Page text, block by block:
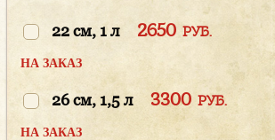
22 см, 1 л 2650 РУБ.
НА ЗАКАЗ
26 см, 1,5 л 3300 РУБ.
НА ЗАКАЗ